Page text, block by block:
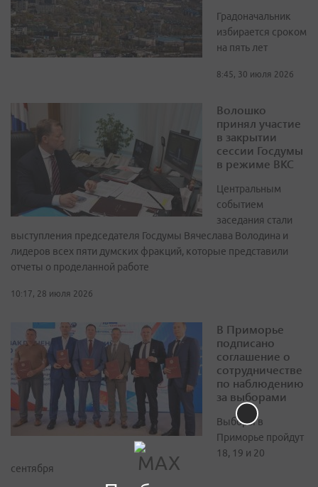
Градоначальник
избирается сроком
на пять лет
8:45, 30 июля 2026
Волошко
принял участие
в закрытии
сессии Госдумы
в режиме ВКС
Центральным
событием
заседания стали
выступления председателя Госдумы Вячеслава Володина и
лидеров всех пяти думских фракций, которые представили
отчеты о проделанной работе
10:17, 28 июля 2026
В Приморье
подписано
соглашение о
сотрудничестве
по наблюдению
за выборами
Выборы в
Приморье пройдут
18, 19 и 20
сентября